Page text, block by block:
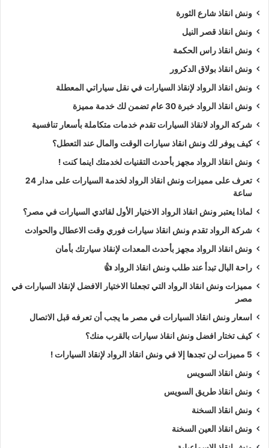
ونش انقاذ شارع الثورة
ونش انقاذ قصر النيل
ونش انقاذ راس الحكمة
ونش انقاذ بولاق الدكرور
ونش انقاذ الرواد لإنقاذ السيارات في نقل سياراتي المعطلة
ونش انقاذ الرواد خبرة 30 عام تضمن لك خدمة مميزة
شركة الرواد لانقاذ السيارات تقدم خدمات متكاملة بأسعار تنافسية
كيف يوفر لك ونش انقاذ سيارات الوقت والمال عند التعطل؟
ونش انقاذ الرواد مجهز بأحدث التقنيات لخدمتك اينما كنت !
تعرف على مميزات ونش انقاذ الرواد لخدمة السيارات على مدار 24
ساعة
لماذا يعتبر ونش انقاذ الرواد الاختيار الأول لقائدي السيارات في مصر؟
شركة الرواد تقدم ونش انقاذ سيارات فوري وقت الاعطال والحوادث
ونش انقاذ الرواد مجهز بأحدث المعدات لإنقاذ سيارتك بأمان
راحة البال تبدأ عند طلب ونش انقاذ الرواد 👍
مميزات ونش انقاذ الرواد التي تجعلنا الاختيار الافضل لإنقاذ السيارات في
مصر
اسعار ونش انقاذ السيارات في مصر ما يجب أن تعرفه قبل الاتصال
كيف تختار افضل ونش انقاذ سيارات بالقرب منك؟
5 مميزات لن تجدها إلا في ونش انقاذ الرواد لإنقاذ السيارات !
ونش انقاذ السويس
ونش انقاذ طريق السويس
ونش انقاذ السخنة
ونش انقاذ العين السخنة